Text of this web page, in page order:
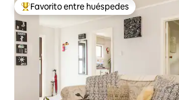
Favorito entre los huéspedes más
Favorito entre huéspedes